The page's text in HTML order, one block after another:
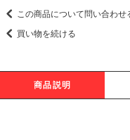
この商品について問い合わせ
買い物を続ける
商品説明